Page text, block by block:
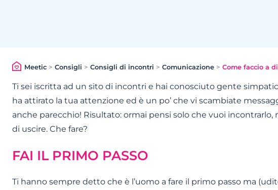
Meetic> Consigli > Consigli di incontri > Comunicazione > Come faccio a
Ti sei iscritta ad un sito di incontri e hai conosciuto gente
ha attirato la tua attenzione ed è un po’ che vi scambiate
anche parecchio! Risultato: ormai pensi solo che vuoi incontrarlo,
di uscire. Che fare?
FAI IL PRIMO PASSO
Ti hanno sempre detto che è l’uomo a fare il primo passo ma